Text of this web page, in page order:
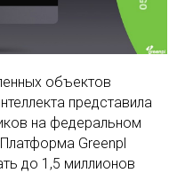
объектов
представила
на федеральном
Greenpl
до 1,5 миллионов